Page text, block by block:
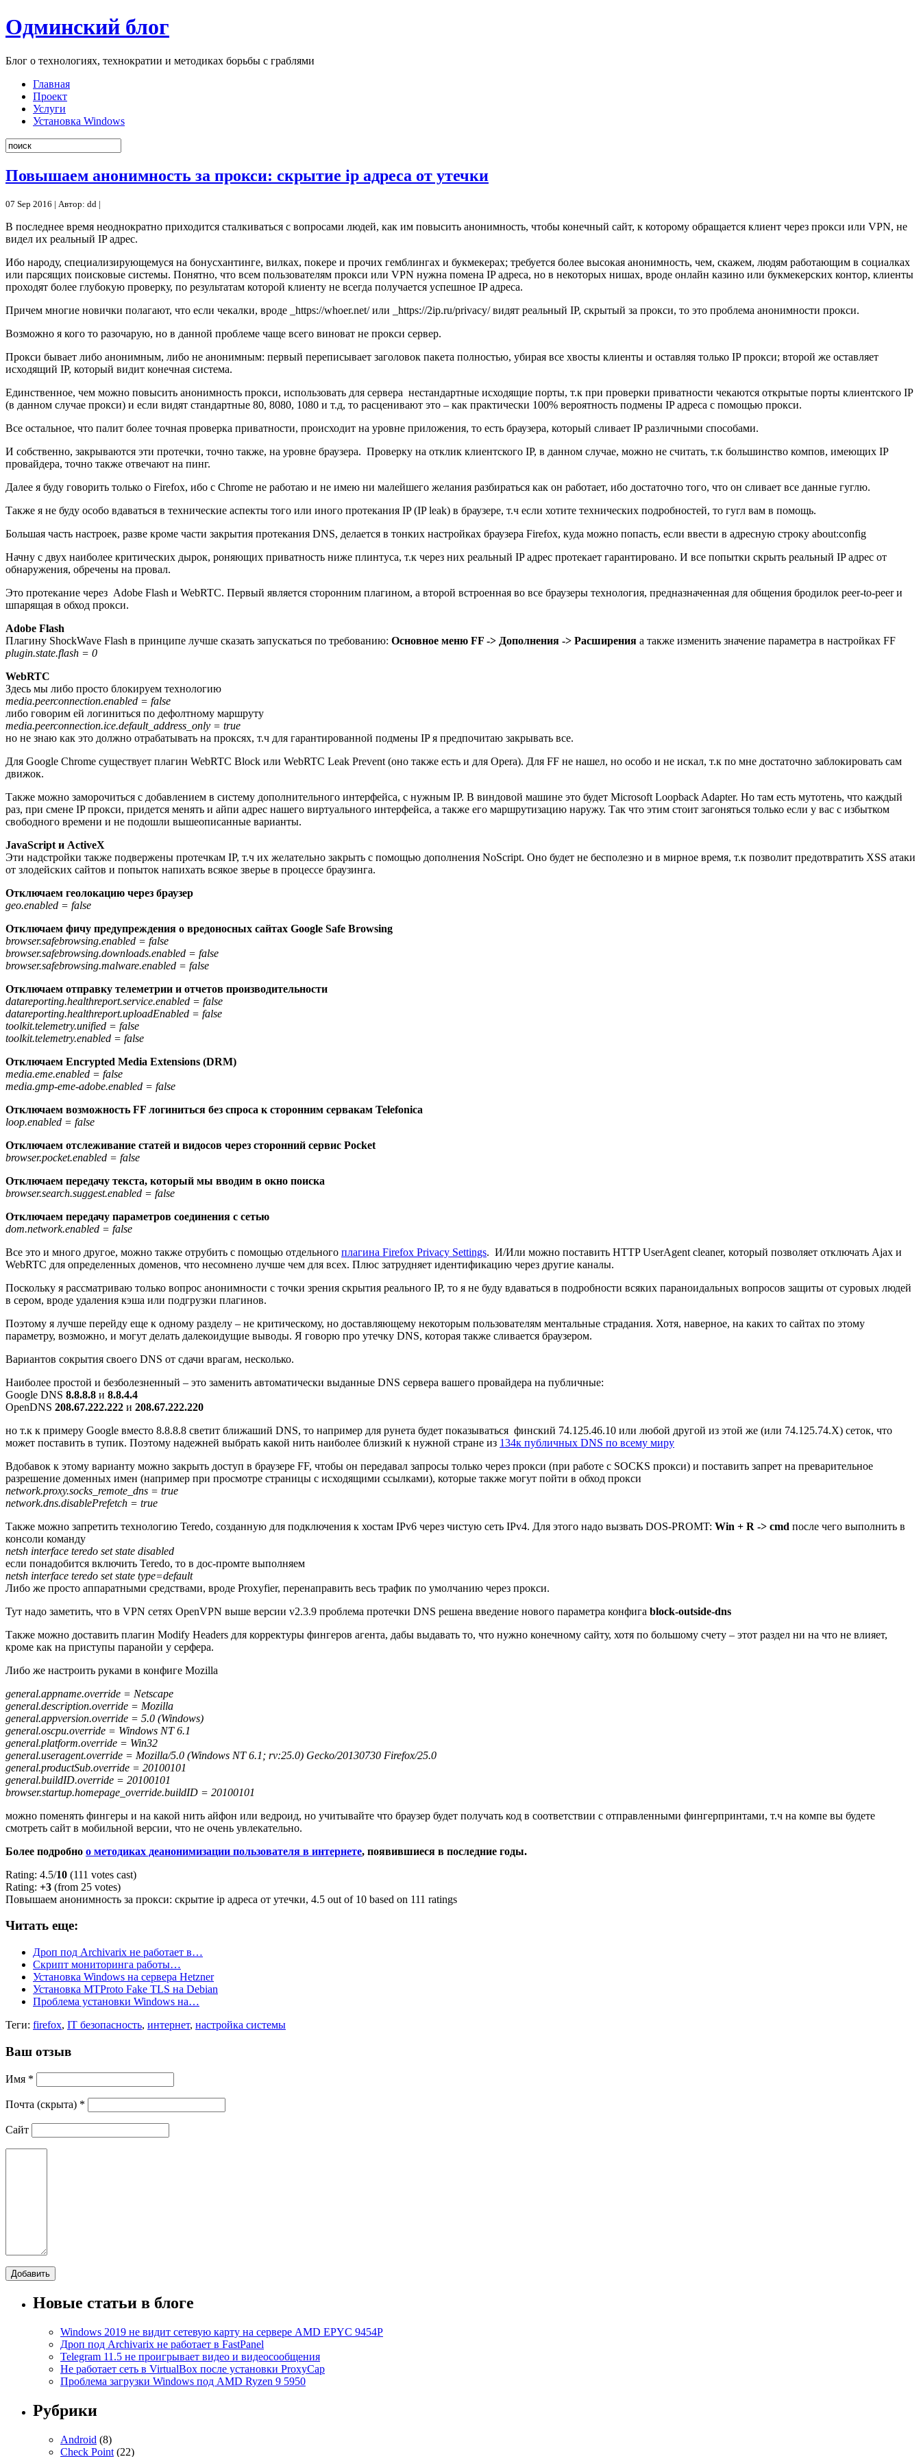
Одминский блог
Блог о технологиях, технократии и методиках борьбы с граблями
Главная
Проект
Услуги
Установка Windows
Повышаем анонимность за прокси: скрытие ip адреса от утечки
07 Sep 2016 | Автор: dd |
В последнее время неоднократно приходится сталкиваться с вопросами людей, как им повысить анонимность, чтобы конечный сайт, к которому обращается клиент через прокси или VPN, не
видел их реальный IP адрес.
Ибо народу, специализирующемуся на бонусхантинге, вилках, покере и прочих гемблингах и букмекерах; требуется более высокая анонимность, чем, скажем, людям работающим в социалках
или парсящих поисковые системы. Понятно, что всем пользователям прокси или VPN нужна помена IP адреса, но в некоторых нишах, вроде онлайн казино или букмекерских контор, клиенты
проходят более глубокую проверку, по результатам которой клиенту не всегда получается успешное IP адреса.
Причем многие новички полагают, что если чекалки, вроде _https://whoer.net/ или _https://2ip.ru/privacy/ видят реальный IP, скрытый за прокси, то это проблема анонимности прокси.
Возможно я кого то разочарую, но в данной проблеме чаще всего виноват не прокси сервер.
Прокси бывает либо анонимным, либо не анонимным: первый переписывает заголовок пакета полностью, убирая все хвосты клиенты и оставляя только IP прокси; второй же оставляет
исходящий IP, который видит конечная система.
Единственное, чем можно повысить анонимность прокси, использовать для сервера нестандартные исходящие порты, т.к при проверки приватности чекаются открытые порты клиентского IP
(в данном случае прокси) и если видят стандартные 80, 8080, 1080 и т.д, то раcценивают это – как практически 100% вероятность подмены IP адреса с помощью прокси.
Все остальное, что палит более точная проверка приватности, происходит на уровне приложения, то есть браузера, который сливает IP различными способами.
И собственно, закрываются эти протечки, точно также, на уровне браузера. Проверку на отклик клиентского IP, в данном случае, можно не считать, т.к большинство компов, имеющих IP
провайдера, точно также отвечают на пинг.
Далее я буду говорить только о Firefox, ибо с Chrome не работаю и не имею ни малейшего желания разбираться как он работает, ибо достаточно того, что он сливает все данные гуглю.
Также я не буду особо вдаваться в технические аспекты того или иного протекания IP (IP leak) в браузере, т.ч если хотите технических подробностей, то гугл вам в помощь.
Большая часть настроек, разве кроме части закрытия протекания DNS, делается в тонких настройках браузера Firefox, куда можно попасть, если ввести в адресную строку about:config
Начну с двух наиболее критических дырок, роняющих приватность ниже плинтуса, т.к через них реальный IP адрес протекает гарантировано. И все попытки скрыть реальный IP адрес от
обнаружения, обречены на провал.
Это протекание через Adobe Flash и WebRTC. Первый является сторонним плагином, а второй встроенная во все браузеры технология, предназначенная для общения бродилок peer-to-peer и
шпарящая в обход прокси.
Adobe Flash
Плагину ShockWave Flash в принципе лучше сказать запускаться по требованию: Основное меню FF -> Дополнения -> Расширения а также изменить значение параметра в настройках FF
plugin.state.flash = 0
WebRTC
Здесь мы либо просто блокируем технологию
media.peerconnection.enabled = false
либо говорим ей логиниться по дефолтному маршруту
media.peerconnection.ice.default_address_only = true
но не знаю как это должно отрабатывать на проксях, т.ч для гарантированной подмены IP я предпочитаю закрывать все.
Для Google Chrome существует плагин WebRTC Block или WebRTC Leak Prevent (оно также есть и для Opera). Для FF не нашел, но особо и не искал, т.к по мне достаточно заблокировать сам
движок.
Также можно заморочиться с добавлением в систему дополнительного интерфейса, с нужным IP. В виндовой машине это будет Microsoft Loopback Adapter. Но там есть мутотень, что каждый
раз, при смене IP прокси, придется менять и айпи адрес нашего виртуального интерфейса, а также его маршрутизацию наружу. Так что этим стоит загоняться только если у вас с избытком
свободного времени и не подошли вышеописанные варианты.
JavaScript и ActiveX
Эти надстройки также подвержены протечкам IP, т.ч их желательно закрыть с помощью дополнения NoScript. Оно будет не бесполезно и в мирное время, т.к позволит предотвратить XSS атаки
от злодейских сайтов и попыток напихать всякое зверье в процессе браузинга.
Отключаем геолокацию через браузер
geo.enabled = false
Отключаем фичу предупреждения о вредоносных сайтах Google Safe Browsing
browser.safebrowsing.enabled = false
browser.safebrowsing.downloads.enabled = false
browser.safebrowsing.malware.enabled = false
Отключаем отправку телеметрии и отчетов производительности
datareporting.healthreport.service.enabled = false
datareporting.healthreport.uploadEnabled = false
toolkit.telemetry.unified = false
toolkit.telemetry.enabled = false
Отключаем Encrypted Media Extensions (DRM)
media.eme.enabled = false
media.gmp-eme-adobe.enabled = false
Отключаем возможность FF логиниться без спроса к сторонним сервакам Telefonica
loop.enabled = false
Отключаем отслеживание статей и видосов через сторонний сервис Pocket
browser.pocket.enabled = false
Отключаем передачу текста, который мы вводим в окно поиска
browser.search.suggest.enabled = false
Отключаем передачу параметров соединения с сетью
dom.network.enabled = false
Все это и много другое, можно также отрубить с помощью отдельного плагина Firefox Privacy Settings. И/Или можно поставить HTTP UserAgent cleaner, который позволяет отключать Ajax и
WebRTC для определенных доменов, что несомнено лучше чем для всех. Плюс затрудняет идентификацию через другие каналы.
Поскольку я рассматриваю только вопрос анонимности с точки зрения скрытия реального IP, то я не буду вдаваться в подробности всяких параноидальных вопросов защиты от суровых людей
в сером, вроде удаления кэша или подгрузки плагинов.
Поэтому я лучше перейду еще к одному разделу – не критическому, но доставляющему некоторым пользователям ментальные страдания. Хотя, наверное, на каких то сайтах по этому
параметру, возможно, и могут делать далекоидущие выводы. Я говорю про утечку DNS, которая также сливается браузером.
Вариантов сокрытия своего DNS от сдачи врагам, несколько.
Наиболее простой и безболезненный – это заменить автоматически выданные DNS сервера вашего провайдера на публичные:
Google DNS 8.8.8.8 и 8.8.4.4
OpenDNS 208.67.222.222 и 208.67.222.220
но т.к к примеру Google вместо 8.8.8.8 светит ближаший DNS, то например для рунета будет показываться финский 74.125.46.10 или любой другой из этой же (или 74.125.74.Х) сеток, что
может поставить в тупик. Поэтому надежней выбрать какой нить наиболее близкий к нужной стране из 134к публичных DNS по всему миру
Вдобавок к этому варианту можно закрыть доступ в браузере FF, чтобы он передавал запросы только через прокси (при работе с SOCKS прокси) и поставить запрет на преварительное
разрешение доменных имен (например при просмотре страницы с исходящими ссылками), которые также могут пойти в обход прокси
network.proxy.socks_remote_dns = true
network.dns.disablePrefetch = true
Также можно запретить технологию Teredo, созданную для подключения к хостам IPv6 через чистую сеть IPv4. Для этого надо вызвать DOS-PROMT: Win + R -> cmd после чего выполнить в
консоли команду
netsh interface teredo set state disabled
если понадобится включить Teredo, то в дос-промте выполняем
netsh interface teredo set state type=default
Либо же просто аппаратными средствами, вроде Proxyfier, перенаправить весь трафик по умолчанию через прокси.
Тут надо заметить, что в VPN сетях OpenVPN выше версии v2.3.9 проблема протечки DNS решена введение нового параметра конфига block-outside-dns
Также можно доставить плагин Modify Headers для корректуры фингеров агента, дабы выдавать то, что нужно конечному сайту, хотя по большому счету – этот раздел ни на что не влияет,
кроме как на приступы паранойи у серфера.
Либо же настроить руками в конфиге Mozilla
general.appname.override = Netscape
general.description.override = Mozilla
general.appversion.override = 5.0 (Windows)
general.oscpu.override = Windows NT 6.1
general.platform.override = Win32
general.useragent.override = Mozilla/5.0 (Windows NT 6.1; rv:25.0) Gecko/20130730 Firefox/25.0
general.productSub.override = 20100101
general.buildID.override = 20100101
browser.startup.homepage_override.buildID = 20100101
можно поменять фингеры и на какой нить айфон или ведроид, но учитывайте что браузер будет получать код в соответствии с отправленными фингерпринтами, т.ч на компе вы будете
смотреть сайт в мобильной версии, что не очень увлекательно.
Более подробно о методиках деанонимизации пользователя в интернете, появившиеся в последние годы.
Rating: 4.5/10 (111 votes cast)
Rating: +3 (from 25 votes)
Повышаем анонимность за прокси: скрытие ip адреса от утечки, 4.5 out of 10 based on 111 ratings
Читать еще:
Дроп под Archivarix не работает в…
Скрипт мониторинга работы…
Установка Windows на сервера Hetzner
Установка MTProto Fake TLS на Debian
Проблема установки Windows на…
Теги: firefox, IT безопасность, интернет, настройка системы
Ваш отзыв
Имя *
Почта (скрыта) *
Сайт
Новые статьи в блоге
Windows 2019 не видит сетевую карту на сервере AMD EPYC 9454P
Дроп под Archivarix не работает в FastPanel
Telegram 11.5 не проигрывает видео и видеосообщения
Не работает сеть в VirtualBox после установки ProxyCap
Проблема загрузки Windows под AMD Ryzen 9 5950
Рубрики
Android (8)
Check Point (22)